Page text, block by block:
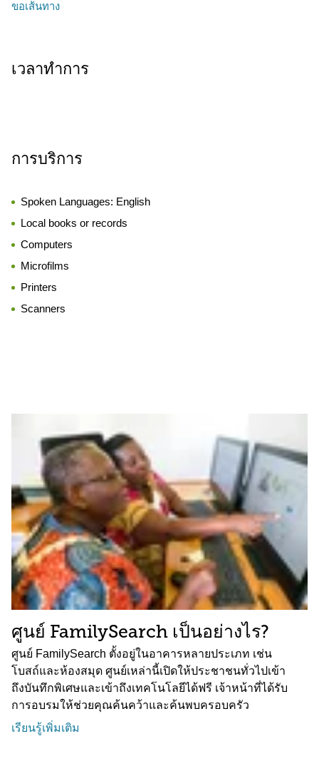
ขอเส้นทาง
เวลาทำการ
การบริการ
Spoken Languages: English
Local books or records
Computers
Microfilms
Printers
Scanners
ศูนย์ FamilySearch เป็นอย่างไร?
ศูนย์ FamilySearch ตั้งอยู่ในอาคารหลายประเภท เช่น
โบสถ์และห้องสมุด ศูนย์เหล่านี้เปิดให้ประชาชนทั่วไปเข้า
ถึงบันทึกพิเศษและเข้าถึงเทคโนโลยีได้ฟรี เจ้าหน้าที่ได้รับ
การอบรมให้ช่วยคุณค้นคว้าและค้นพบครอบครัว
เรียนรู้เพิ่มเติม